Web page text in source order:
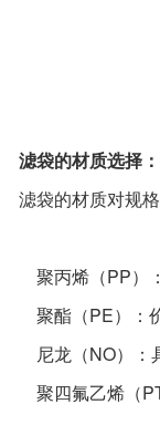
‌滤袋的材质选择‌：
滤袋的材质对规
聚丙烯（PP）‌
聚酯（PE）‌：
尼龙（NO）‌：
聚四氟乙烯（